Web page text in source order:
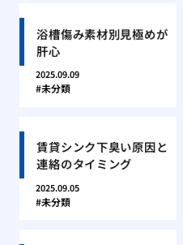
浴槽傷み素材別見極めが
肝心
2025.09.09
未分類
賃貸シンク下臭い原因と
連絡のタイミング
2025.09.05
未分類